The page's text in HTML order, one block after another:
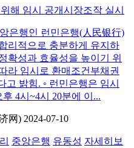
해 임시 공개시장조작 실시
은행인 런민은행(人民银行)
리적으로 충분하게 유지하
확성과 효율성을 높이기 위
라 임시로 환매조건부채권
고 밝힘. ◦ 런민은행은 임시
4시~4시 20분에 이...
网) 2024-07-10
중앙은행 유동성 자세히보